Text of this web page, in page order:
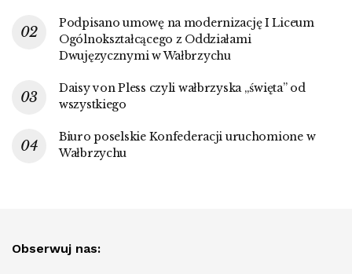
Podpisano umowę na modernizację I Liceum
Ogólnokształcącego z Oddziałami
Dwujęzycznymi w Wałbrzychu
Daisy von Pless czyli wałbrzyska „święta” od
wszystkiego
Biuro poselskie Konfederacji uruchomione w
Wałbrzychu
Obserwuj nas: